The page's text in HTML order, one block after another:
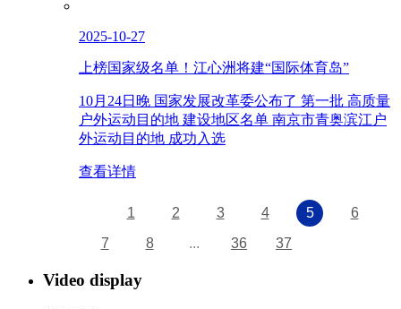
2025-10-27
上榜国家级名单！江心洲将建“国际体育岛”
10月24日晚 国家发展改革委公布了 第一批 高质量
户外运动目的地 建设地区名单 南京市青奥滨江户
外运动目的地 成功入选
查看详情
1 2 3 4 5
6
7
8 ... 36 37
Video display